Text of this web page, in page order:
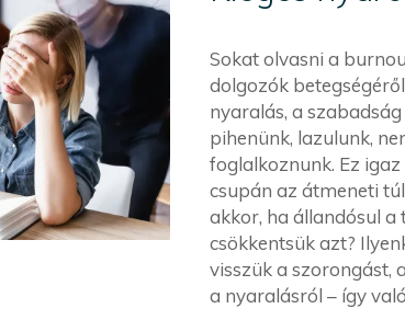
Sokat olvasni a
dolgozók
nyaralás, a
pihenünk, lazulunk,
foglalkoznunk. Ez
csupán az átmeneti
akkor, ha állandósul a
csökkentsük azt?
visszük a szorongást,
a nyaralásról – így